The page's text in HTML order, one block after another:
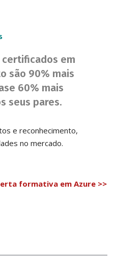
certificados em
são 90% mais
60% mais
seus pares.
e reconhecimento,
no mercado.
formativa em Azure >>